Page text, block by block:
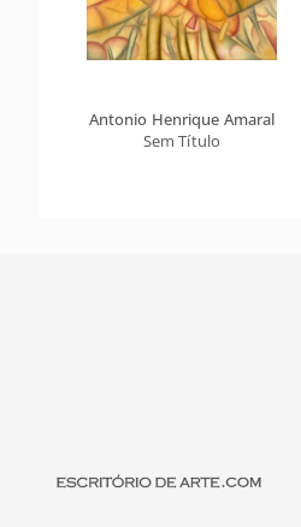
Antonio Henrique Amaral
Sem Título